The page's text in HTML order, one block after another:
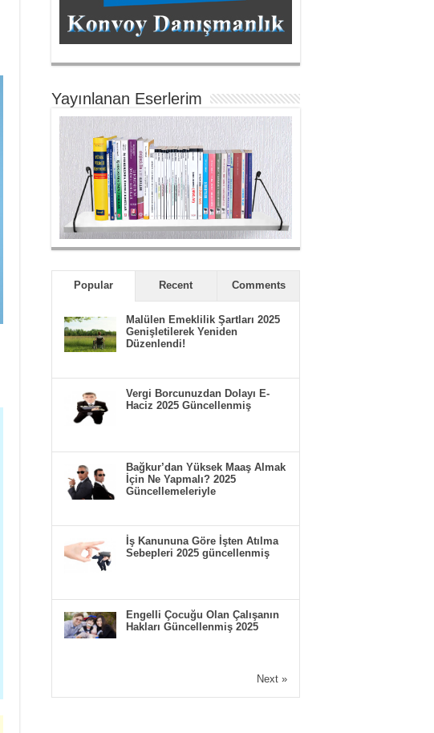
Yayınlanan Eserlerim
Popular Recent Comments
Malülen Emeklilik Şartları 2025
Genişletilerek Yeniden
Düzenlendi!
Vergi Borcunuzdan Dolayı E-
Haciz 2025 Güncellenmiş
Bağkur’dan Yüksek Maaş Almak
İçin Ne Yapmalı? 2025
Güncellemeleriyle
İş Kanununa Göre İşten Atılma
Sebepleri 2025 güncellenmiş
Engelli Çocuğu Olan Çalışanın
Hakları Güncellenmiş 2025
Next »